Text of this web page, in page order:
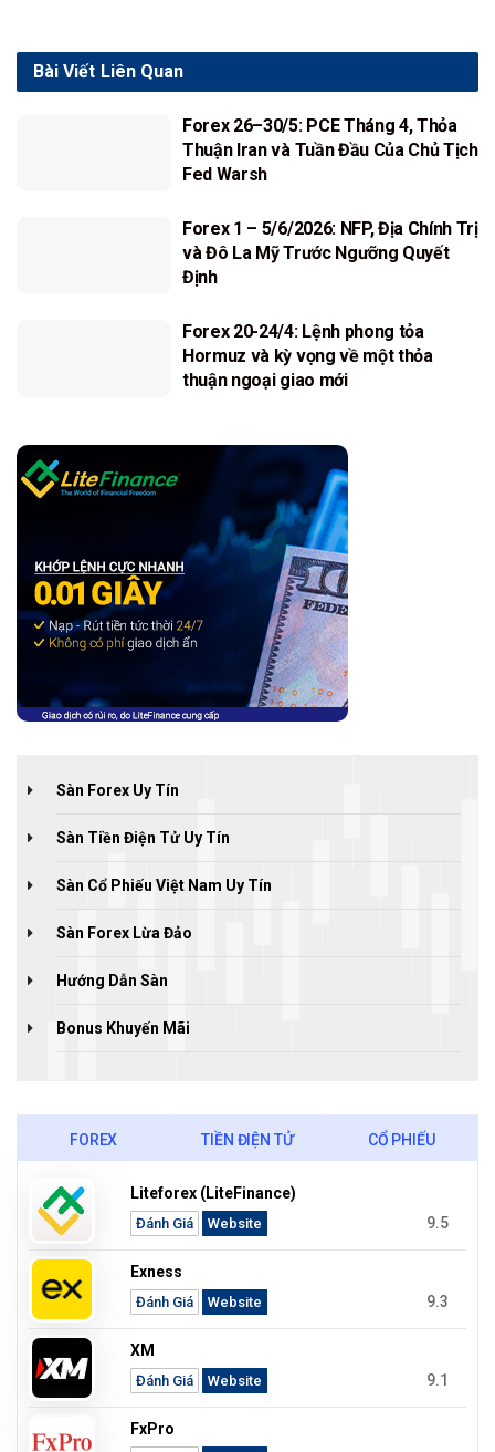
Liên Quan
Bài Viết
Forex 26–30/5: PCE Tháng 4, Thỏa
Thuận Iran và Tuần Đầu Của Chủ Tịch
Fed Warsh
Forex 1 – 5/6/2026: NFP, Địa Chính Trị
và Đô La Mỹ Trước Ngưỡng Quyết
Định
Forex 20-24/4: Lệnh phong tỏa
Hormuz và kỳ vọng về một thỏa
thuận ngoại giao mới
Sàn Forex Uy Tín
Sàn Tiền Điện Tử Uy Tín
Sàn Cổ Phiếu Việt Nam Uy Tín
Sàn Forex Lừa Đảo
Hướng Dẫn Sàn
Bonus Khuyến Mãi
FOREX TIỀN ĐIỆN TỬ CỔ PHIẾU
Liteforex (LiteFinance)
Đánh Giá Website 9.5
Exness
Đánh Giá Website 9.3
XM
Đánh Giá Website 9.1
FxPro